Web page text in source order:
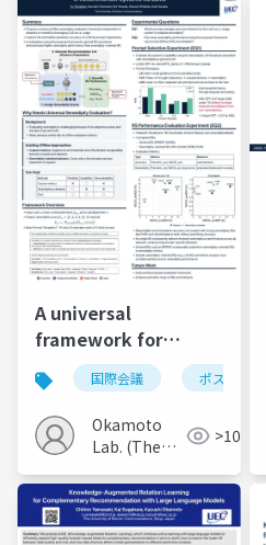
A universal
framework for
offline serendipity
evaluation in
recommender
systems via large
language models
国際会議 ポスター
Okamoto
Lab. (The
Electro-
Communications)
>100